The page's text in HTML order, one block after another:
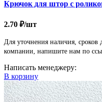
Крючок для штор с
2.70 ₽/шт
Для уточнения наличия, сроков
компании, напишите нам по
Написать менеджеру:
В корзину